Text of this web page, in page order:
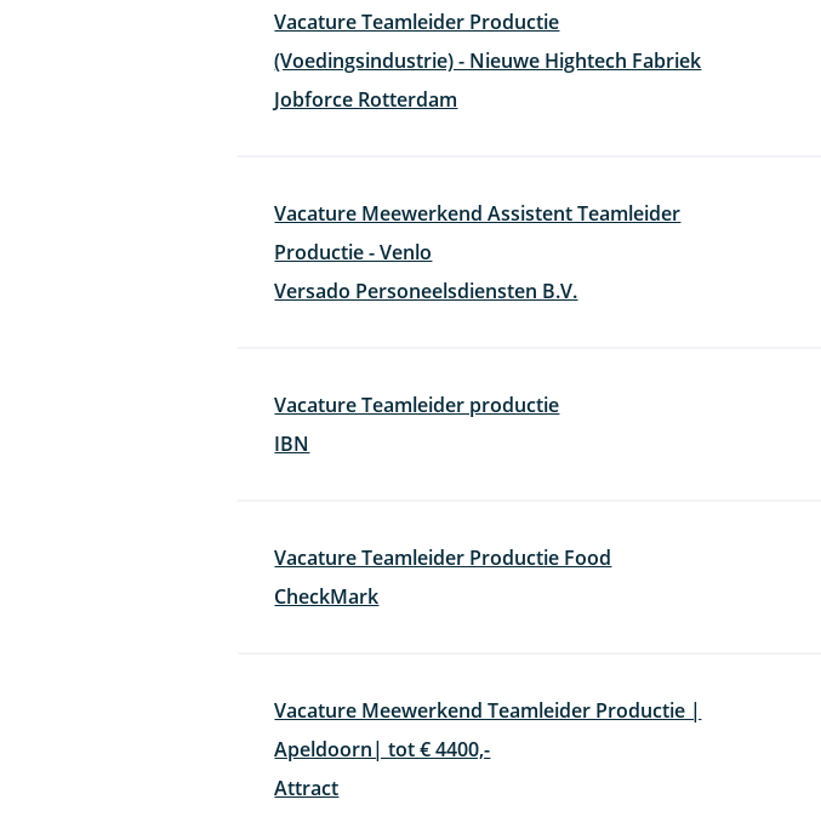
Vacature Teamleider Productie
(Voedingsindustrie) - Nieuwe Hightech Fabriek
Jobforce Rotterdam
Vacature Meewerkend Assistent Teamleider
Productie - Venlo
Versado Personeelsdiensten B.V.
Vacature Teamleider productie
IBN
Vacature Teamleider Productie Food
CheckMark
Vacature Meewerkend Teamleider Productie |
Apeldoorn| tot € 4400,-
Attract